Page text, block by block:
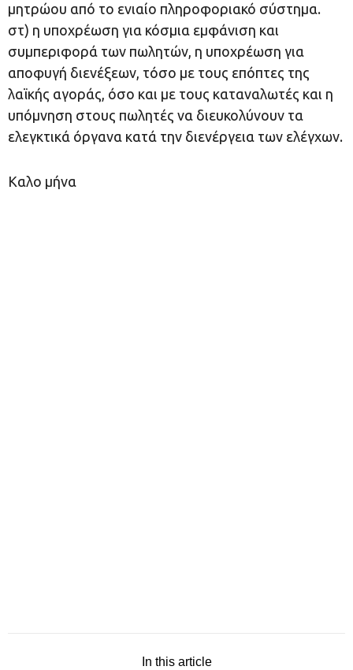
μητρώου από το ενιαίο πληροφοριακό σύστημα.
στ) η υποχρέωση για κόσμια εμφάνιση και
συμπεριφορά των πωλητών, η υποχρέωση για
αποφυγή διενέξεων, τόσο με τους επόπτες της
λαϊκής αγοράς, όσο και με τους καταναλωτές και η
υπόμνηση στους πωλητές να διευκολύνουν τα
ελεγκτικά όργανα κατά την διενέργεια των ελέγχων.
Καλο μήνα
In this article